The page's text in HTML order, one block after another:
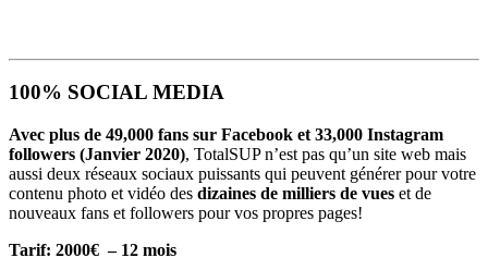
100% SOCIAL MEDIA
Avec plus de 49,000 fans sur Facebook et 33,000 Instagram
followers (Janvier 2020), TotalSUP n’est pas qu’un site web mais
aussi deux réseaux sociaux puissants qui peuvent générer pour votre
contenu photo et vidéo des dizaines de milliers de vues et de
nouveaux fans et followers pour vos propres pages!
Tarif: 2000€ – 12 mois